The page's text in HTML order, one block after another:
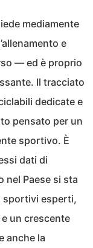
mediamente
e
— ed è proprio
Il tracciato
dedicate e
pensato per un
sportivo. È
dati di
nel Paese si sta
sportivi esperti,
un crescente
anche la